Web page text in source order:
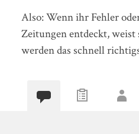
Also: Wenn ihr Fehler
Zeitungen entdeckt, weist
werden das schnell